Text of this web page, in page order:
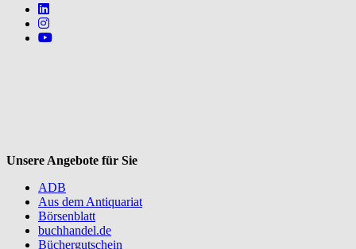
Follow us on https://www.linkedin.com/company/mvbbooks
Follow us on https://www.instagram.com/lifeatmvb/
Follow us on https://www.youtube.com/@mvbbooks
Unsere Angebote für Sie
ADB
Aus dem Antiquariat
Börsenblatt
buchhandel.de
Büchergutschein